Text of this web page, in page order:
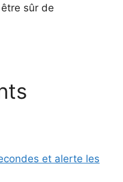
sûr de
et alerte les